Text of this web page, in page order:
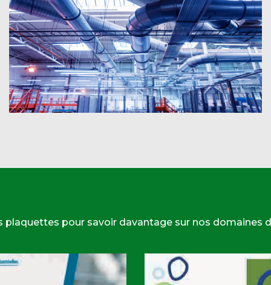
plaquettes pour savoir davantage sur nos domaines